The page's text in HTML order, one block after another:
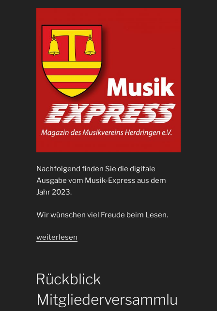
Nachfolgend finden Sie die digitale
Ausgabe vom Musik-Express aus dem
Jahr 2023.
Wir wünschen viel Freude beim Lesen.
„Musik-
weiterlesen
Rückblick
Mitgliederversammlu